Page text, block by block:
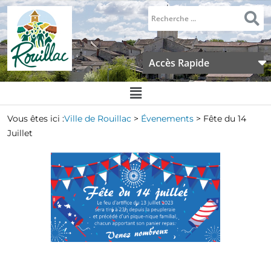
Accès Rapide
Vous êtes ici :Ville de Rouillac > Évenements > Fête du 14
Juillet